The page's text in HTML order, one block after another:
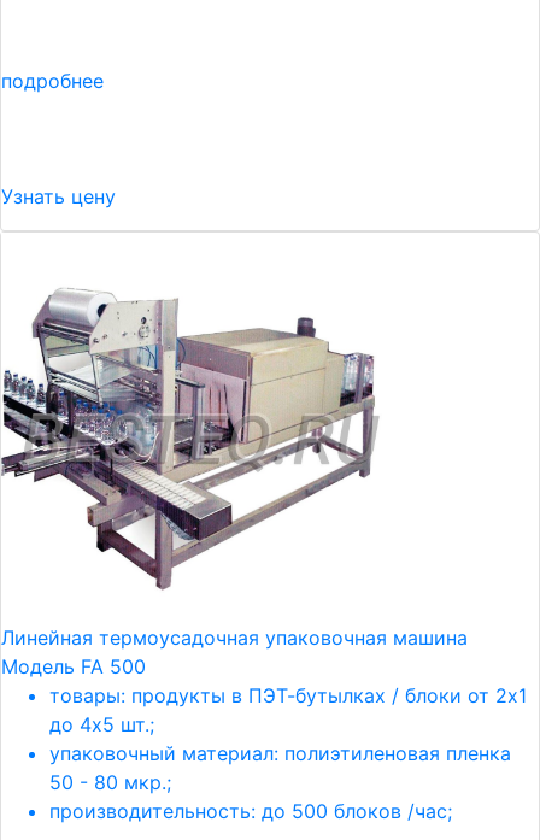
подробнее
Узнать цену
Линейная термоусадочная упаковочная машина
Модель FA 500
товары: продукты в ПЭТ-бутылках / блоки от 2х1
до 4х5 шт.;
упаковочный материал: полиэтиленовая пленка
50 - 80 мкр.;
производительность: до 500 блоков /час;